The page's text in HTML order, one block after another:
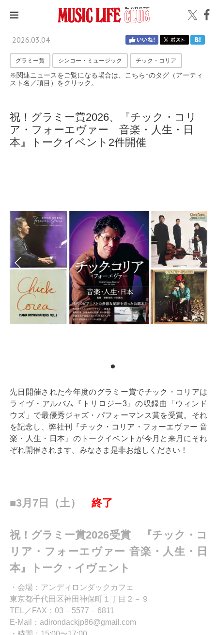
2026.03.04
グラミー賞 シンコー・ミュージック チック・コリア
※関連ニュースをご覧になる場合は、こちら↑のタグ（アーティ
スト名／項目）をクリック。
祝！グラミー賞2026、『チック・コリ
ア・フォーエヴァー 音楽・人生・日
本』トークイベント2件開催
先日開催された今年度のグラミー賞でチック・コリアは
ライヴ・アルバム『トリロジー3』の収録曲「ウィンド
ウズ」で最優秀ジャズ・パフォーマンス賞を受賞。それ
を記念し、弊社刊『チック・コリア・フォーエヴァー 音
楽・人生・日本』のトークイベントが今月と来月にそれ
ぞれ開催されます。みなさま是非お越しください！
■3月7日（土） 終了
祝！グラミー賞2026受賞 『チック・コ
リア・フォーエヴァー 音楽・人生・日
本』トーク・イヴェント
・会場： アンディロンダックカフェ
東京都千代田区神田神保町１丁目２－９
TEL／FAX：03 – 5577 – 6811
E-Mail： adirondackjp86@gmail.com